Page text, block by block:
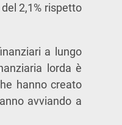
2,1% rispetto
a lungo
lorda è
hanno creato
avviando a